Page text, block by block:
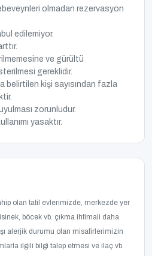
olmadan rezervasyon
edilemiyor.
ve gürültü
gereklidir.
belirtilen kişi sayısından fazla
zorunludur.
yasaktır.
olan tatil evlerimizde, merkezde yer
böcek vb. çıkma ihtimali daha
alerjik durumu olan misafirlerimizin
ilgili bilgi talep etmesi ve ilaç vb.